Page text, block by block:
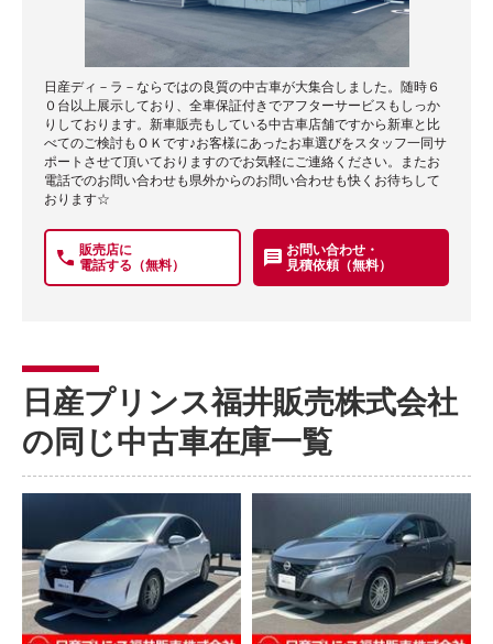
日産ディ－ラ－ならではの良質の中古車が大集合しました。随時６
０台以上展示しており、全車保証付きでアフターサービスもしっか
りしております。新車販売もしている中古車店舗ですから新車と比
べてのご検討もＯＫです♪お客様にあったお車選びをスタッフ一同サ
ポートさせて頂いておりますのでお気軽にご連絡ください。またお
電話でのお問い合わせも県外からのお問い合わせも快くお待ちして
おります☆
販売店に
電話する（無料）
お問い合わせ・
見積依頼（無料）
日産プリンス福井販売株式会社
の同じ中古車在庫一覧